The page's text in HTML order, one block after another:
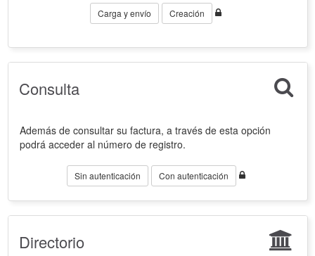
Carga y envío Creación
Consulta
Además de consultar su factura, a través de esta opción
podrá acceder al número de registro.
Sin autenticación Con autenticación
Directorio